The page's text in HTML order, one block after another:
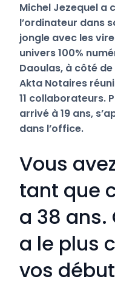
Michel Jezequel a
l’ordinateur dans
jongle avec les
univers 100%
Daoulas, à côté
Akta Notaires
11 collaborateurs.
arrivé à 19 ans,
dans l’office.
Vous
tant que
a 38 ans.
a le plus
vos